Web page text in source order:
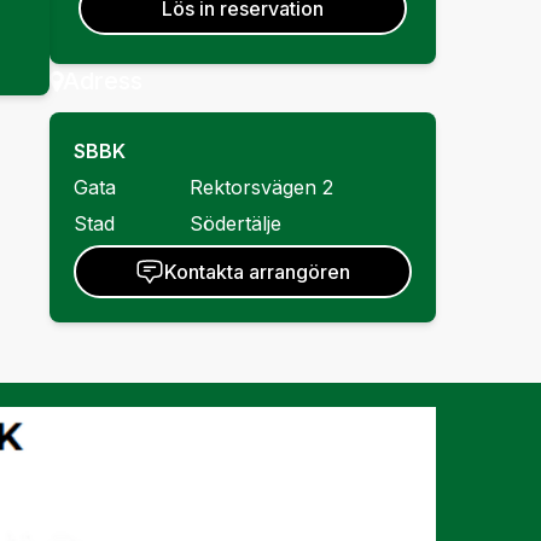
Lös in reservation
SBBK
Gata
Rektorsvägen 2
Stad
Södertälje
Kontakta arrangören